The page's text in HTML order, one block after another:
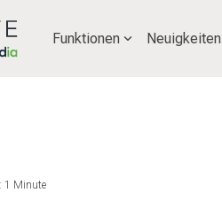
Funktionen Neuigkeiten
1 Minute